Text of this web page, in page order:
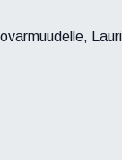
Lauri